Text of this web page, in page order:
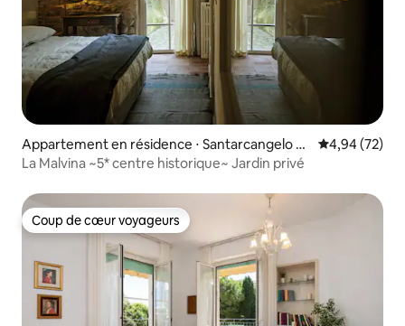
Appartement en résidence ⋅ Santarcangelo di
Romagna
Évaluation
4,94 (72)
La Malvina ~5* centre historique~ Jardin privé
Coup de cœur voyageurs
Coup de cœur voyageurs